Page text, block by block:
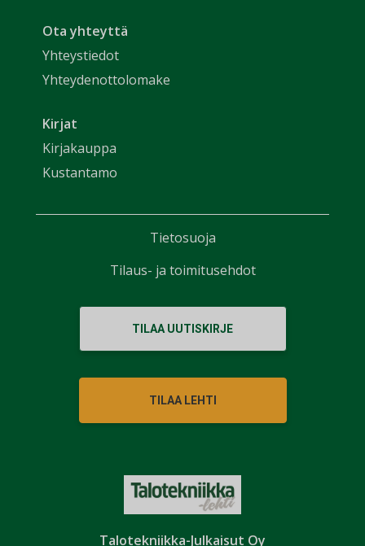
Talotekniikka-Julkaisut Oy
Ota yhteyttä
Yhteystiedot
Yhteydenottolomake
Kirjat
Kirjakauppa
Kustantamo
TILAA UUTISKIRJE
TILAA LEHTI
Tietosuoja
Tilaus- ja toimitusehdot